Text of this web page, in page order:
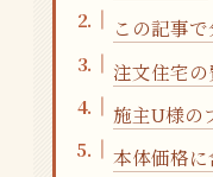
この記事
注文住宅
施主U様の
本体価格